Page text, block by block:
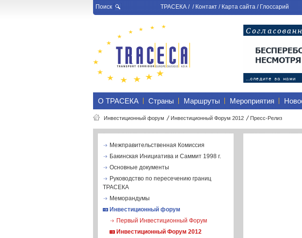
Поиск ТРАСЕКА/ /Контакт/Карта сайта/Глоссарий
О ТРАСЕКА Страны Маршруты Мероприятия
Инвестиционный форум Инвестиционный Форум 2012 Пресс-Релиз
Межправительственная Комиссия
Бакинская Инициатива и Саммит 1998 г.
Основные документы
Руководство по пересечению границ
ТРАСЕКА
Меморандумы
Инвестиционный форум
Первый Инвестиционный Форум
Инвестиционный Форум 2012